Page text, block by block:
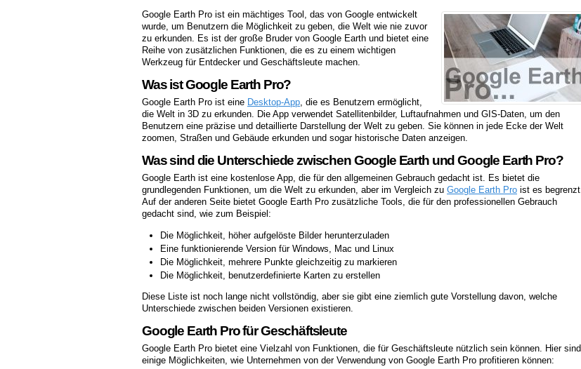
Google Earth Pro ist ein mächtiges Tool, das von Google entwickelt
wurde, um Benutzern die Möglichkeit zu geben, die Welt wie nie zuvor
zu erkunden. Es ist der große Bruder von Google Earth und bietet eine
Reihe von zusätzlichen Funktionen, die es zu einem wichtigen
Werkzeug für Entdecker und Geschäftsleute machen.
Was ist Google Earth Pro?
Google Earth Pro ist eine Desktop-App , die es Benutzern ermöglicht,
die Welt in 3D zu erkunden. Die App verwendet Satellitenbilder, Luftaufnahmen und GIS-Daten, um den
Benutzern eine präzise und detaillierte Darstellung der Welt zu geben. Sie können in jede Ecke der Welt
zoomen, Straßen und Gebäude erkunden und sogar historische Daten anzeigen.
Was sind die Unterschiede zwischen Google Earth und Google Earth Pro?
Google Earth ist eine kostenlose App, die für den allgemeinen Gebrauch gedacht ist. Es bietet die
grundlegenden Funktionen, um die Welt zu erkunden, aber im Vergleich zu Google Earth Pro ist es begrenzt.
Auf der anderen Seite bietet Google Earth Pro zusätzliche Tools, die für den professionellen Gebrauch
gedacht sind, wie zum Beispiel:
Die Möglichkeit, höher aufgelöste Bilder herunterzuladen
Eine funktionierende Version für Windows, Mac und Linux
Die Möglichkeit, mehrere Punkte gleichzeitig zu markieren
Die Möglichkeit, benutzerdefinierte Karten zu erstellen
Diese Liste ist noch lange nicht vollstöndig, aber sie gibt eine ziemlich gute Vorstellung davon, welche
Unterschiede zwischen beiden Versionen existieren.
Google Earth Pro für Geschäftsleute
Google Earth Pro bietet eine Vielzahl von Funktionen, die für Geschäftsleute nützlich sein können. Hier sind
einige Möglichkeiten, wie Unternehmen von der Verwendung von Google Earth Pro profitieren können: